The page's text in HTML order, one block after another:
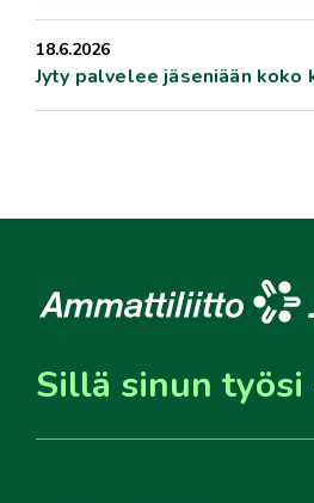
18.6.2026
Jyty palvelee jäseniään koko
Sillä sinun työsi